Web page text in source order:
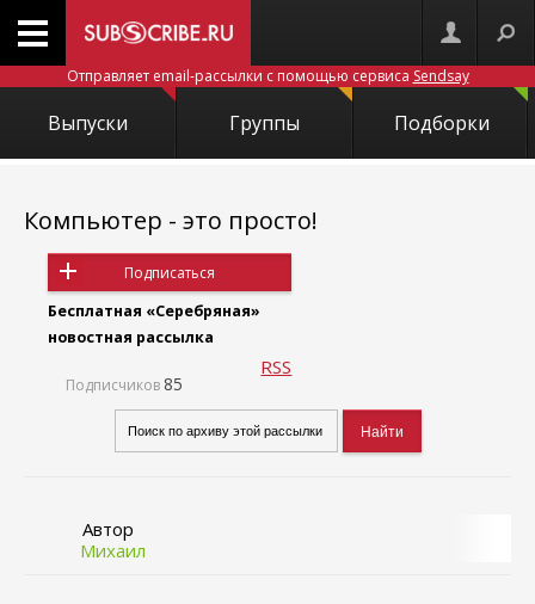
Отправляет email-рассылки с помощью сервиса Sendsay
Выпуски Группы Подборки
Компьютер - это просто!
Подписаться
Бесплатная «Серебряная»
новостная рассылка
Подписчиков85
RSS
Автор
Михаил